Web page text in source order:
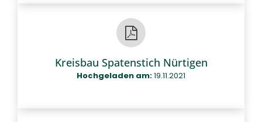
Kreisbau Spatenstich Nürtigen
Hochgeladen am:19.11.2021